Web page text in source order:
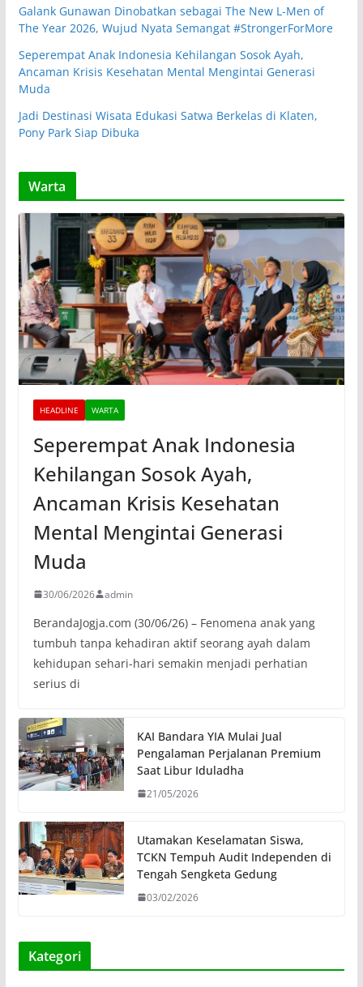
Galank Gunawan Dinobatkan sebagai The New L-Men of
The Year 2026, Wujud Nyata Semangat #StrongerForMore
Seperempat Anak Indonesia Kehilangan Sosok Ayah,
Ancaman Krisis Kesehatan Mental Mengintai Generasi
Muda
Jadi Destinasi Wisata Edukasi Satwa Berkelas di Klaten,
Pony Park Siap Dibuka
Warta
HEADLINE WARTA
Seperempat Anak Indonesia
Kehilangan Sosok Ayah,
Ancaman Krisis Kesehatan
Mental Mengintai Generasi
Muda
30/06/2026 admin
BerandaJogja.com (30/06/26) – Fenomena anak yang
tumbuh tanpa kehadiran aktif seorang ayah dalam
kehidupan sehari-hari semakin menjadi perhatian
serius di
KAI Bandara YIA Mulai Jual
Pengalaman Perjalanan Premium
Saat Libur Iduladha
21/05/2026
Utamakan Keselamatan Siswa,
TCKN Tempuh Audit Independen di
Tengah Sengketa Gedung
03/02/2026
Kategori